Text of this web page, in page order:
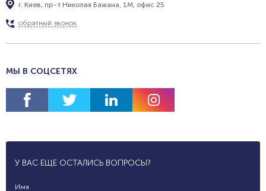
г. Киев, пр-т Николая Бажана, 1М, офис 25
обратный звонок
МЫ В СОЦСЕТЯХ
У ВАС ЕЩЕ ОСТАЛИСЬ ВОПРОСЫ?
Имя